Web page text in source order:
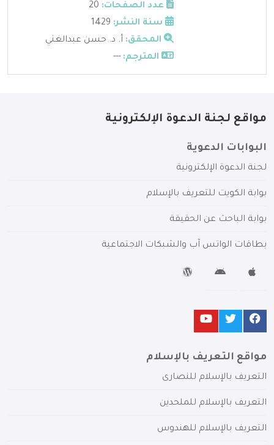
عدد الصفحات:
سنة النشر:
المحقق: أ. د. حسن عبدالغني
المترجم: ---
مواقع لجنة الدعوة الإلكترونية
البوابات الدعوية
لجنة الدعوة الإلكترونية
بوابة الكويت للتعريف بالإسلام
بوابة الباحث عن الحقيقة
بطاقات الواتس آب والشبكات الاجتماعية
مواقع التعريف بالإسلام
التعريف بالإسلام للنصارى
التعريف بالإسلام للملحدين
التعريف بالإسلام للهندوس